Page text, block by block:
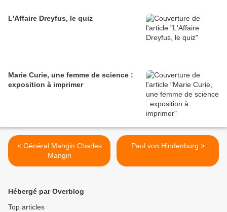
L'Affaire Dreyfus, le quiz
Marie Curie, une femme de science :
exposition à imprimer
< Général Mangin Charles
Mangin
Paul von Hindenburg >
Hébergé par Overblog
Top articles